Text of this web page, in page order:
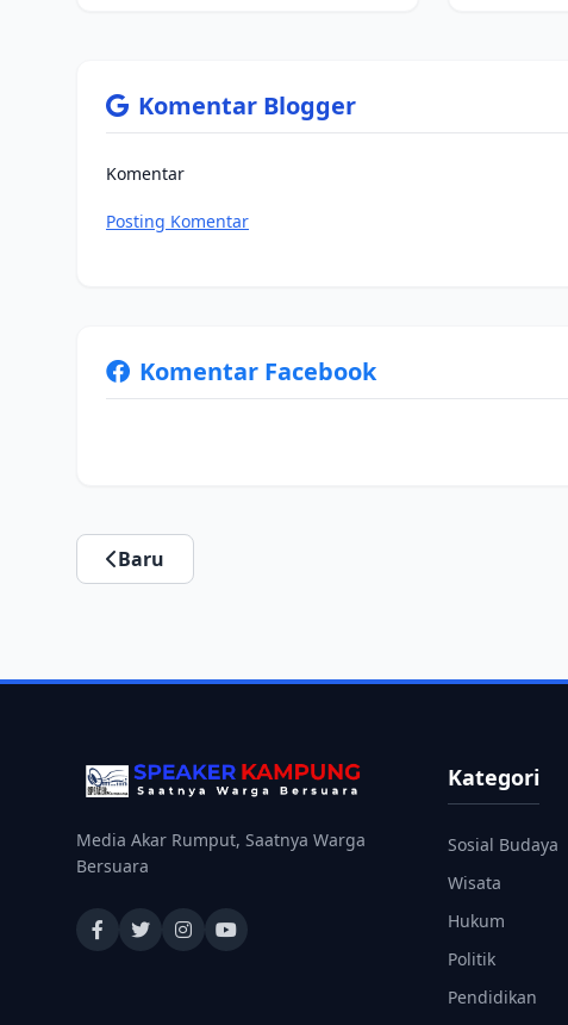
Komentar Blogger
Komentar
Posting Komentar
Komentar Facebook
Baru
Media Akar Rumput, Saatnya Warga
Bersuara
Kategori
Sosial Budaya
Wisata
Hukum
Politik
Pendidikan